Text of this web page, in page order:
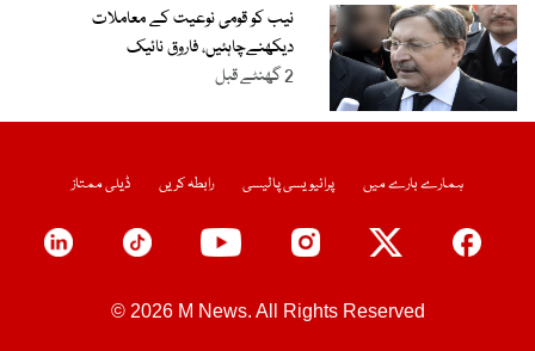
نیب کو قومی نوعیت کے معاملات
دیکھنےچاہئیں، فاروق نائیک
2 گھنٹے قبل
ہمارے بارے میں پرائیویسی پالیسی رابطہ کریں ڈیلی ممتاز
© 2026 M News. All Rights Reserved